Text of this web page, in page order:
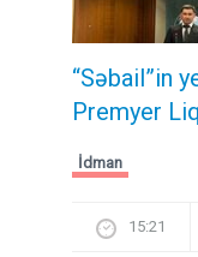
“Səbail”in
Premyer
İdman
15:21